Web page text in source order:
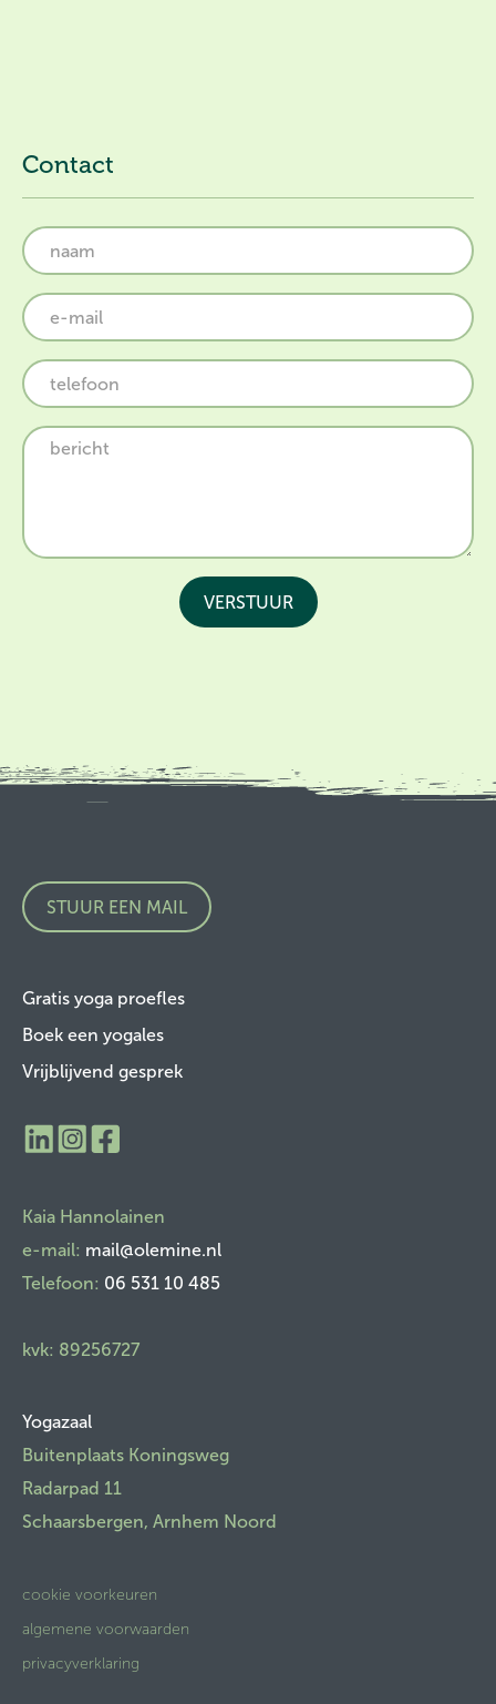
Contact
​Kaia Hannolainen
e-mail: mail@olemine.nl
Telefoon: 06 531 10 485
kvk: 89256727
Yogazaal
Buitenplaats Koningsweg
Radarpad 11
Schaarsbergen, Arnhem Noord
cookie voorkeuren
algemene voorwaarden
privacyverklaring
STUUR EEN MAIL
Gratis yoga proefles
Boek een yogales
Vrijblijvend gesprek